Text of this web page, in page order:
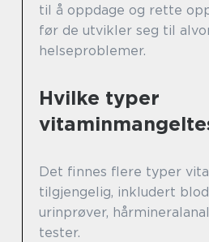
til å oppdage og rette
før de utvikler seg til
helseproblemer.
Hvilke typer
Det finnes flere typer
tilgjengelig, inkludert
urinprøver,
tester.